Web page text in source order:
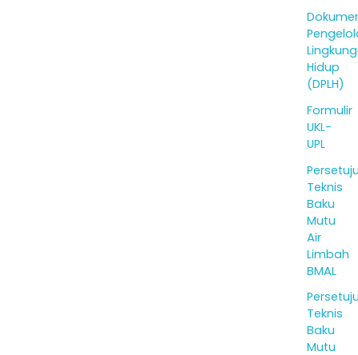
Hidup
(DPLH)
Formulir
UKL-
UPL
Teknis
Baku
Mutu
Air
Limbah
BMAL
Teknis
Baku
Mutu